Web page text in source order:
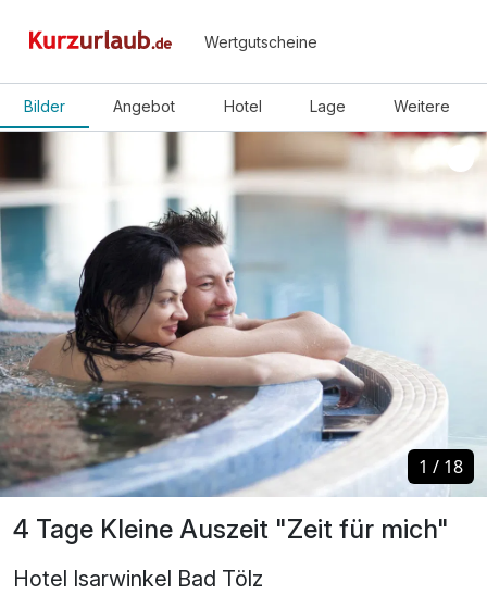
Wertgutscheine
Bilder Angebot Hotel Lage Weitere
4 Tage Kleine Auszeit "Zeit für mich"
Hotel Isarwinkel Bad Tölz
1 / 18
1 / 18